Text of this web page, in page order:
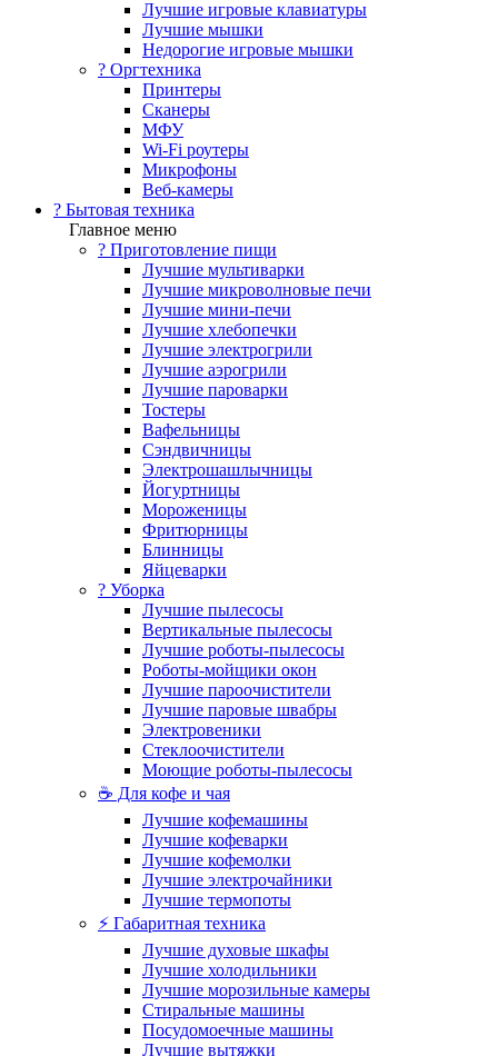
Лучшие игровые клавиатуры
Лучшие мышки
Недорогие игровые мышки
?️ Оргтехника
Принтеры
Сканеры
МФУ
Wi-Fi роутеры
Микрофоны
Веб-камеры
? Бытовая техника
Главное меню
? Приготовление пищи
Лучшие мультиварки
Лучшие микроволновые печи
Лучшие мини-печи
Лучшие хлебопечки
Лучшие электрогрили
Лучшие аэрогрили
Лучшие пароварки
Тостеры
Вафельницы
Сэндвичницы
Электрошашлычницы
Йогуртницы
Мороженицы
Фритюрницы
Блинницы
Яйцеварки
? Уборка
Лучшие пылесосы
Вертикальные пылесосы
Лучшие роботы-пылесосы
Роботы-мойщики окон
Лучшие пароочистители
Лучшие паровые швабры
Электровеники
Стеклоочистители
Моющие роботы-пылесосы
☕ Для кофе и чая
Лучшие кофемашины
Лучшие кофеварки
Лучшие кофемолки
Лучшие электрочайники
Лучшие термопоты
⚡ Габаритная техника
Лучшие духовые шкафы
Лучшие холодильники
Лучшие морозильные камеры
Стиральные машины
Посудомоечные машины
Лучшие вытяжки